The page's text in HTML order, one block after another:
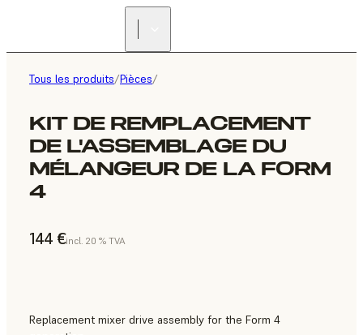
Tous les produits/Pièces/
KIT DE REMPLACEMENT
DE L'ASSEMBLAGE DU
MÉLANGEUR DE LA FORM
4
144 €incl. 20 % TVA
Replacement mixer drive assembly for the Form 4